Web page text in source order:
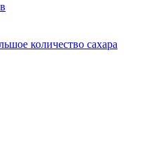
количество сахара